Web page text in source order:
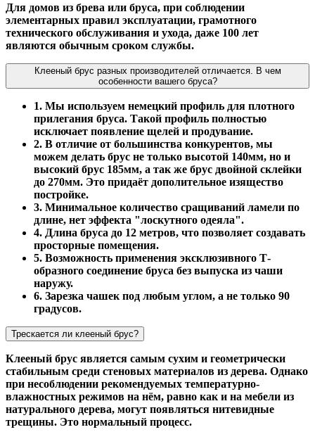
Для домов из брева или бруса, при соблюдении
элементарных правил эксплуатации, грамотного
технического обслуживания и ухода, даже 100 лет
являются обычным сроком службы.
Клееный брус разных производителей отличается. В чем
особенности вашего бруса?
1. Мы используем немецкий профиль для плотного
прилегания бруса. Такой профиль полностью
исключает появление щелей и продувание.
2. В отличие от большинства конкурентов, мы
можем делать брус не только высотой 140мм, но и
высокий брус 185мм, а так же брус двойной склейки
до 270мм. Это придаёт дополительное изящество
постройке.
3. Минимальное количество сращиваний ламели по
длине, нет эффекта "лоскутного одеяла".
4. Длина бруса до 12 метров, что позволяет создавать
просторные помещения.
5. Возможность применения эксклюзивного Т-
образного соединение бруса без выпуска из чаши
наружу.
6. Зарезка чашек под любым углом, а не только 90
градусов.
Трескается ли клееный брус?
Клееный брус является самым сухим и геометрически
стабильным среди стеновых материалов из дерева. Однако
при несоблюдении рекомендуемых температурно-
влажностных режимов на нём, равно как и на мебели из
натурального дерева, могут появляться нитевидные
трещины. Это нормальный процесс.